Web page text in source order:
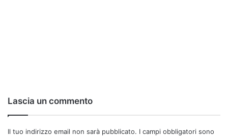
Lascia un commento
Il tuo indirizzo email non sarà pubblicato. I campi obbligatori sono